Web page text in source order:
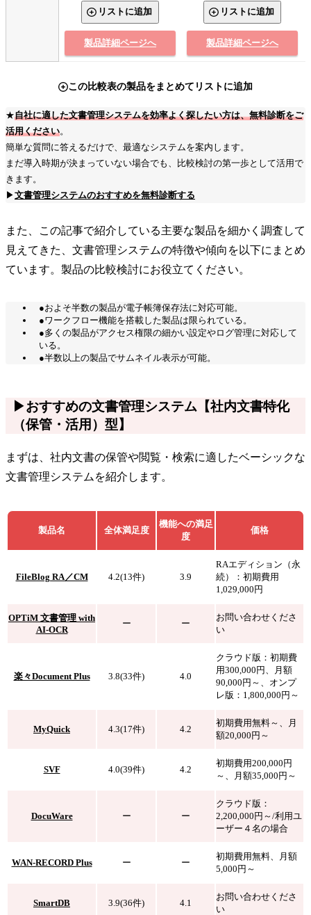
リストに追加
製品詳細ページへ
リストに追加
製品詳細ページへ
この比較表の製品をまとめてリストに追加
★自社に適した文書管理システムを効率よく探したい方は、無料診断をご
活用ください。
簡単な質問に答えるだけで、最適なシステムを案内します。
まだ導入時期が決まっていない場合でも、比較検討の第一歩として活用で
きます。
▶文書管理システムのおすすめを無料診断する
また、この記事で紹介している主要な製品を細かく調査して
見えてきた、文書管理システムの特徴や傾向を以下にまとめ
ています。製品の比較検討にお役立てください。
●およそ半数の製品が電子帳簿保存法に対応可能。
●ワークフロー機能を搭載した製品は限られている。
●多くの製品がアクセス権限の細かい設定やログ管理に対応して
いる。
●半数以上の製品でサムネイル表示が可能。
▶おすすめの文書管理システム【社内文書特化
（保管・活用）型】
まずは、社内文書の保管や閲覧・検索に適したベーシックな
文書管理システムを紹介します。
製品名 全体満足度
機能への満足
度
価格
FileBlog RA／CM 4.2(13件) 3.9
RAエディション（永
続）：初期費用
1,029,000円
OPTiM 文書管理 with
AI-OCR
ー ー
お問い合わせくださ
い
楽々Document Plus 3.8(33件) 4.0
クラウド版：初期費
用300,000円、月額
90,000円～、オンプ
レ版：1,800,000円～
MyQuick 4.3(17件) 4.2
初期費用無料～、月
額20,000円～
SVF 4.0(39件) 4.2
初期費用200,000円
～、月額35,000円～
DocuWare ー ー
クラウド版：
2,200,000円～/利用ユ
ーザー４名の場合
WAN-RECORD Plus ー ー
初期費用無料、月額
5,000円～
SmartDB 3.9(36件) 4.1
お問い合わせくださ
い